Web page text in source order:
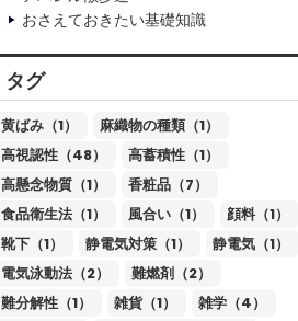
おさえておきたい基礎知識
タグ
黄ばみ（1）
麻織物の種類（1）
高視認性（48）
高蓄積性（1）
高懸念物質（1）
香粧品（7）
食品衛生法（1）
風合い（1）
顔料（1）
靴下（1）
静電気対策（1）
静電気（1）
電気泳動法（2）
難燃剤（2）
難分解性（1）
雑貨（1）
雑学（4）